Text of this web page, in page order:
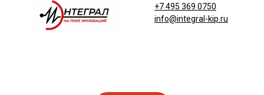
+7 495 369 0750
info@integral-kip.ru